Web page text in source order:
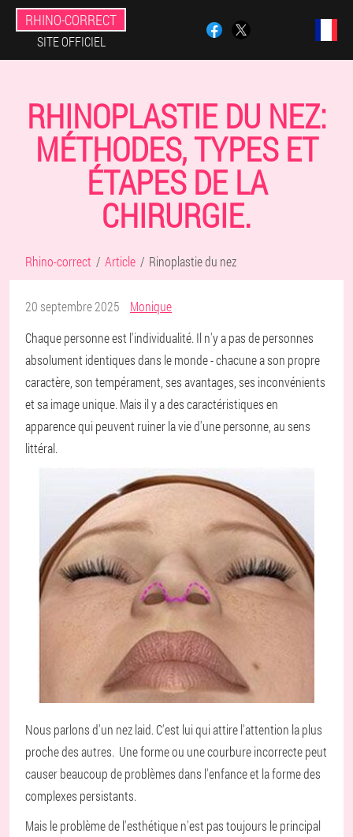
RHINO-CORRECT
SITE OFFICIEL
RHINOPLASTIE DU NEZ:
MÉTHODES, TYPES ET
ÉTAPES DE LA
CHIRURGIE.
Rhino-correct Article Rinoplastie du nez
20 septembre 2025
Monique
Chaque personne est l'individualité. Il n'y a pas de personnes
absolument identiques dans le monde - chacune a son propre
caractère, son tempérament, ses avantages, ses inconvénients
et sa image unique. Mais il y a des caractéristiques en
apparence qui peuvent ruiner la vie d'une personne, au sens
littéral.
Nous parlons d'un nez laid. C'est lui qui attire l'attention la plus
proche des autres. Une forme ou une courbure incorrecte peut
causer beaucoup de problèmes dans l'enfance et la forme des
complexes persistants.
Mais le problème de l'esthétique n'est pas toujours le principal